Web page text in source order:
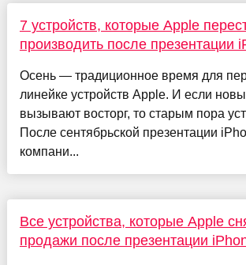
7 устройств, которые Apple
производить после презентации
Осень — традиционное время для
линейке устройств Apple. И если
вызывают восторг, то старым пора
После сентябрьской презентации
компани...
Все устройства, которые Apple
продажи после презентации